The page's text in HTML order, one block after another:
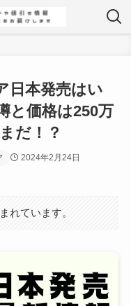
日本発売はい
と価格は250万
だ！？
2024年2月24日
れています。